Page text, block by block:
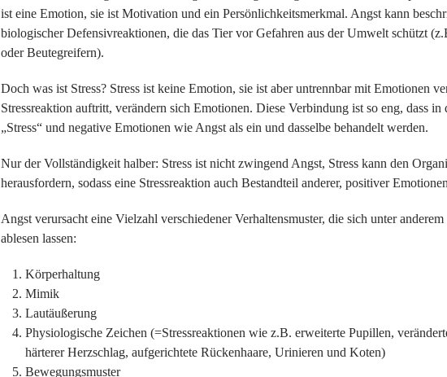
ist eine Emotion, sie ist Motivation und ein Persönlichkeitsmerkmal. Angst kann
biologischer Defensivreaktionen, die das Tier vor Gefahren aus der Umwelt schützt
oder Beutegreifern).
Doch was ist Stress? Stress ist keine Emotion, sie ist aber untrennbar mit Emotionen
Stressreaktion auftritt, verändern sich Emotionen. Diese Verbindung ist so eng, dass
„Stress“ und negative Emotionen wie Angst als ein und dasselbe behandelt werden.
Nur der Vollständigkeit halber: Stress ist nicht zwingend Angst, Stress kann den
herausfordern, sodass eine Stressreaktion auch Bestandteil anderer, positiver
Angst verursacht eine Vielzahl verschiedener Verhaltensmuster, die sich unter
ablesen lassen:
Körperhaltung
Mimik
Lautäußerung
Physiologische Zeichen (=Stressreaktionen wie z.B. erweiterte Pupillen,
härterer Herzschlag, aufgerichtete Rückenhaare, Urinieren und Koten)
Bewegungsmuster